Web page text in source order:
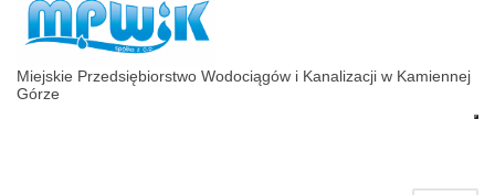
Miejskie Przedsiębiorstwo Wodociągów i Kanalizacji w Kamiennej
Górze